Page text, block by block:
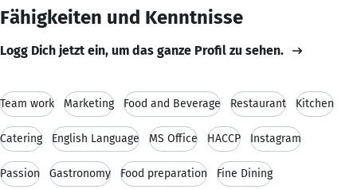
Fähigkeiten und Kenntnisse
Logg Dich jetzt ein, um das ganze Profil zu sehen.
Team work Marketing Food and Beverage Restaurant Kitchen
Catering English Language MS Office HACCP Instagram
Passion Gastronomy Food preparation Fine Dining